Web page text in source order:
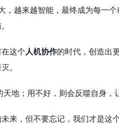
越来越智能，最终成为每一
这个人机协作的时代，创造出
。
地；用不好，则会反噬自身，
未来，但不要忘记，我们才是这